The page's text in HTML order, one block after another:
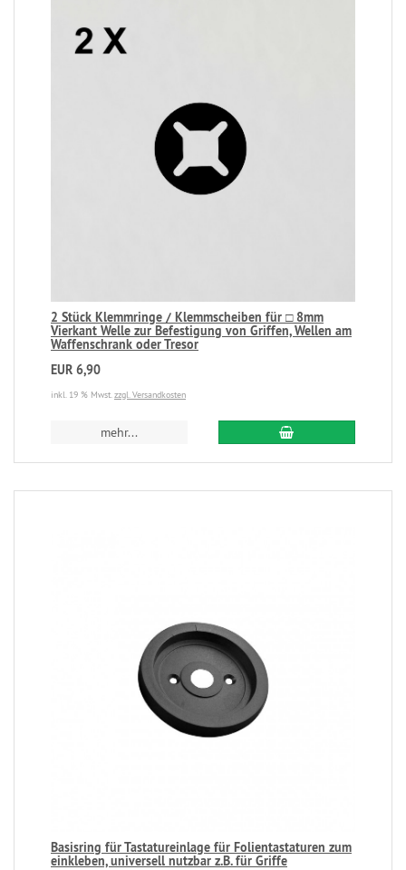
2 Stück Klemmringe / Klemmscheiben für □ 8mm
Vierkant Welle zur Befestigung von Griffen, Wellen am
Waffenschrank oder Tresor
EUR 6,90
inkl. 19 % Mwst.zzgl. Versandkosten
mehr...
Basisring für Tastatureinlage für Folientastaturen zum
einkleben, universell nutzbar z.B. für Griffe